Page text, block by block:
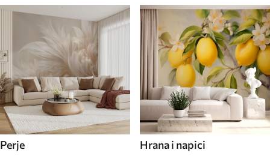
Perje Hrana i napici